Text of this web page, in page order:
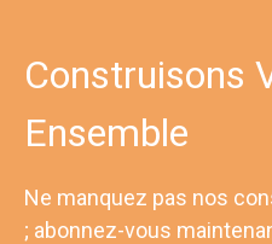
Construisons
Ensemble
Ne manquez pas nos
; abonnez-vous